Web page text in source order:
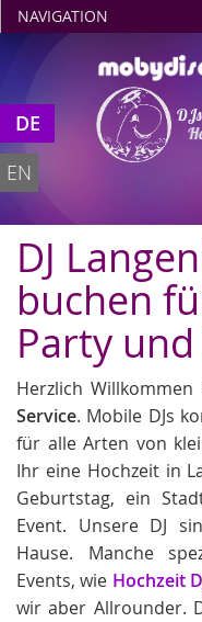
NAVIGATION
DE
EN
DJ
buchen
Party
Herzlich Willkommen
Service. Mobile DJs
für alle Arten von
Ihr eine Hochzeit in
Geburtstag, ein
Event. Unsere DJ
Hause. Manche
Events, wie Hochzeit
wir aber Allrounder.